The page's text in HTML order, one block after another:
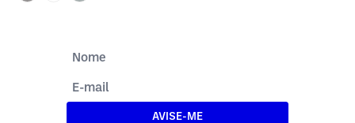
AVISE-ME